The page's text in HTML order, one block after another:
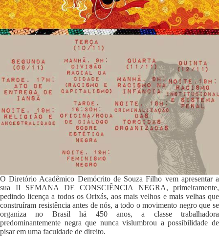
O Diretório Acadêmico Demócrito de Souza Filho vem apresentar a
sua II SEMANA DE CONSCIÊNCIA NEGRA, primeiramente,
pedindo licença a todos os Orixás, aos mais velhos e mais velhas que
construíram resistência antes de nós, a todo o movimento negro que se
organiza no Brasil há 450 anos, a classe trabalhadora
predominantemente negra que nunca vislumbrou a possibilidade de
pisar em uma faculdade de direito.